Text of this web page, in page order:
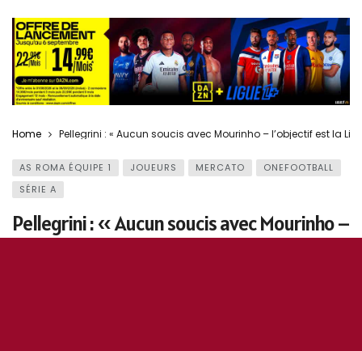
Home Pellegrini : « Aucun soucis avec Mourinho – l’objectif est la
AS ROMA ÉQUIPE 1 JOUEURS MERCATO
ONEFOOTBALL
SÉRIE A
Pellegrini : « Aucun soucis avec Mourinho –